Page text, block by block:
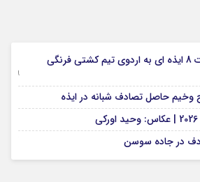
اتفاقی کم‌سابقه؛ دعوت 8 ایذه ای به اردوی تیم کشتی فرنگی
09 جولای 2026